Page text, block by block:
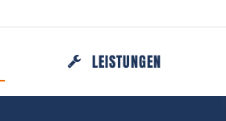
LEISTUNGEN